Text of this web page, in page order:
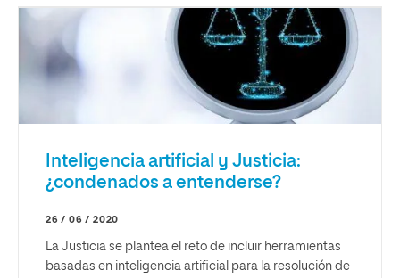
Inteligencia artificial y Justicia:
¿condenados a entenderse?
26 / 06 / 2020
La Justicia se plantea el reto de incluir herramientas
basadas en inteligencia artificial para la resolución de